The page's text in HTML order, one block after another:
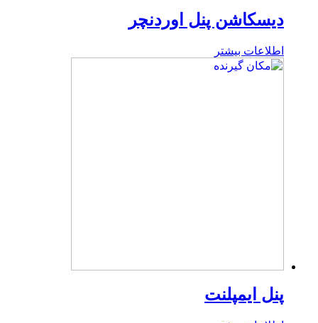
دیسکاشن پنل اوردنچر
اطلاعات بیشتر
پنل ایمپلنت